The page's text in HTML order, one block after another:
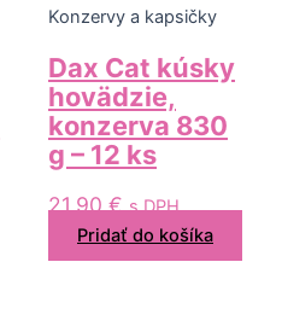
Konzervy a kapsičky
Dax Cat kúsky
hovädzie,
konzerva 830
g – 12 ks
21,90€ s DPH
Pridať do košíka